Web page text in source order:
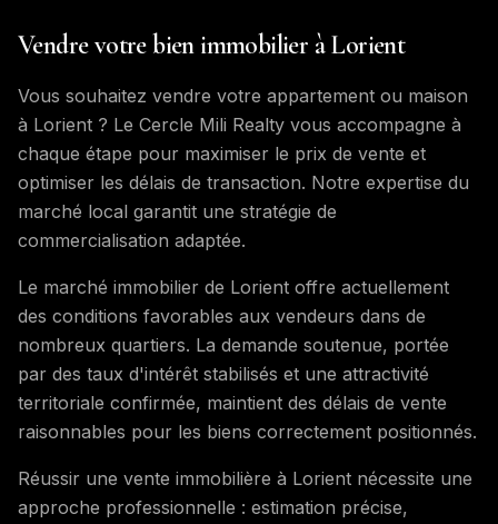
Vendre votre bien immobilier à Lorient
Vous souhaitez vendre votre appartement ou maison
à Lorient ? Le Cercle Mili Realty vous accompagne à
chaque étape pour maximiser le prix de vente et
optimiser les délais de transaction. Notre expertise du
marché local garantit une stratégie de
commercialisation adaptée.
Le marché immobilier de Lorient offre actuellement
des conditions favorables aux vendeurs dans de
nombreux quartiers. La demande soutenue, portée
par des taux d'intérêt stabilisés et une attractivité
territoriale confirmée, maintient des délais de vente
raisonnables pour les biens correctement positionnés.
Réussir une vente immobilière à Lorient nécessite une
approche professionnelle : estimation précise,